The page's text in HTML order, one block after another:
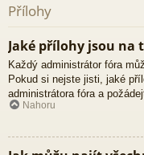
Přílohy
Jaké přílohy jsou na
Každý administrátor fóra
Pokud si nejste jisti, jaké
administrátora fóra a
Nahoru